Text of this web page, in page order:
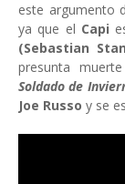
este argumento
ya que el Capi
(Sebastian
presunta
Soldado de
Joe Russo y se